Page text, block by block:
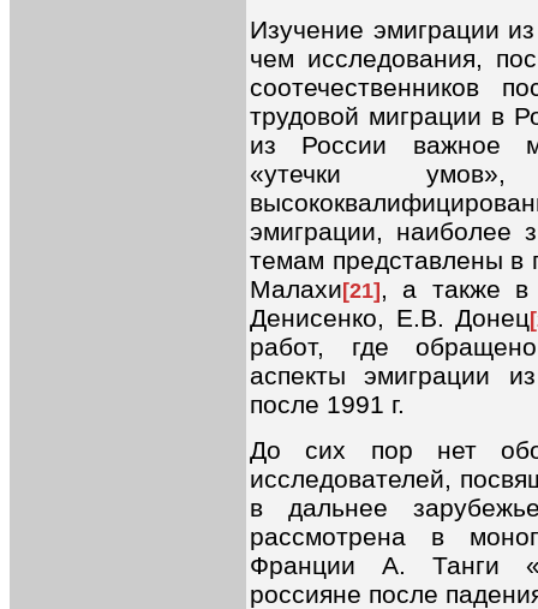
Изучение эмиграции
чем исследования,
соотечественников
трудовой миграции в
из России важное
«утечки
эмиграции, наиболее
темам представлены в
Малахи[21], а также в
Денисенко, Е.В. Донец
работ, где
аспекты эмиграции
после 1991 г.
До сих пор нет
исследователей,
в дальнее
рассмотрена в
Франции А. Танги
россияне после